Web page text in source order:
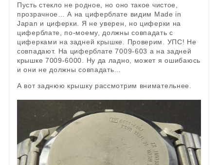
Пусть стекло не родное, но оно такое чистое,
прозрачное… А на циферблате видим Made in
Japan и циферки. Я не уверен, но циферки на
циферблате, по-моему, должны совпадать с
циферками на задней крышке. Проверим. УПС! Не
совпадают. На циферблате 7009-603 а на задней
крышке 7009-6000. Ну да ладно, может я ошибаюсь
и они не должны совпадать…
А вот заднюю крышку рассмотрим внимательнее.